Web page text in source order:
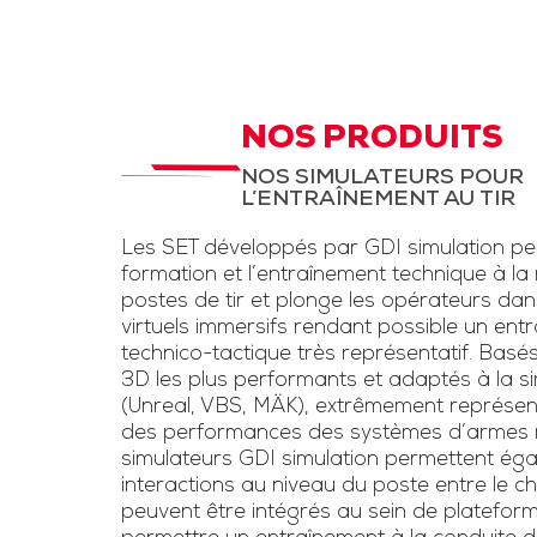
à la menace drone et
la lutte anti-drone.
Inclut un kit pour drone
brouilleur une voie
une simulation
l’usage de
voie »
NOS PRODUITS
NOS SIMULATEURS POUR
L’ENTRAÎNEMENT AU TIR
Les SET développés par GDI simulation
formation et l’entraînement technique à la
postes de tir et plonge les opérateurs
virtuels immersifs rendant possible un
technico-tactique très représentatif.
3D les plus performants et adaptés à la
(Unreal, VBS, MÄK), extrêmement
des performances des systèmes d’armes
simulateurs GDI simulation permettent
interactions au niveau du poste entre le
peuvent être intégrés au sein de